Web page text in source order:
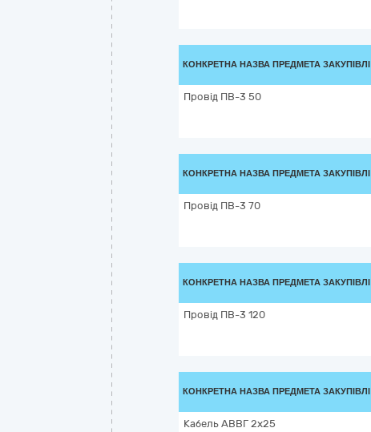
КОНКРЕТНА НАЗВА ПРЕДМЕТА ЗАКУПІВЛІ
Провід ПВ-3 50
КОНКРЕТНА НАЗВА ПРЕДМЕТА ЗАКУПІВЛІ
Провід ПВ-3 70
КОНКРЕТНА НАЗВА ПРЕДМЕТА ЗАКУПІВЛІ
Провід ПВ-3 120
КОНКРЕТНА НАЗВА ПРЕДМЕТА ЗАКУПІВЛІ
Кабель АВВГ 2х25